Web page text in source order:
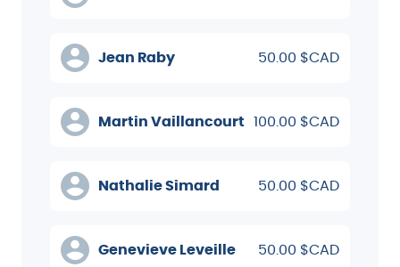
Jean Raby 50.00 $CAD
Martin Vaillancourt 100.00 $CAD
Nathalie Simard 50.00 $CAD
Genevieve Leveille 50.00 $CAD